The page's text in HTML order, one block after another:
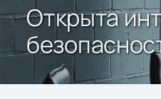
Открыта